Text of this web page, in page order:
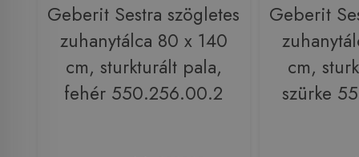
Geberit Sestra szögletes
zuhanytálca 80 x 140
cm, sturkturált pala,
fehér 550.256.00.2
Geberit
cm,
szürke